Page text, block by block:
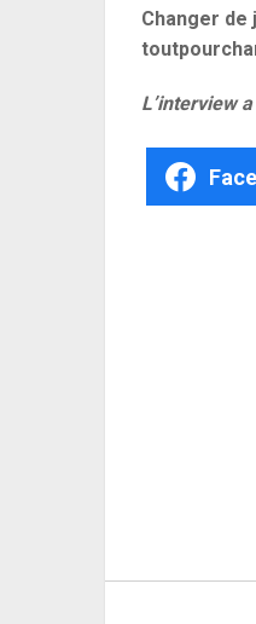
Changer
L’interview